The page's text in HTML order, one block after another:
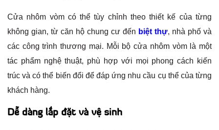
Cửa nhôm vòm có thể tùy chỉnh theo thiết kế của từng
không gian, từ căn hộ chung cư đến biệt thự, nhà phố và
các công trình thương mại. Mỗi bộ cửa nhôm vòm là một
tác phẩm nghệ thuật, phù hợp với mọi phong cách kiến
trúc và có thể biến đổi để đáp ứng nhu cầu cụ thể của từng
khách hàng.
Dễ dàng lắp đặt và vệ sinh